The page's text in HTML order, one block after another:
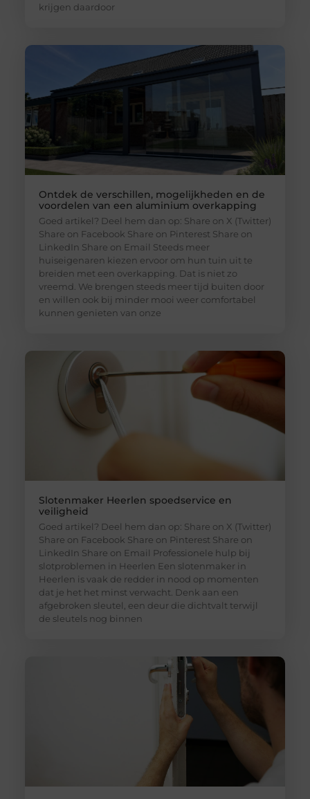
krijgen daardoor
Ontdek de verschillen, mogelijkheden en de
voordelen van een aluminium overkapping
Goed artikel? Deel hem dan op: Share on X (Twitter)
Share on Facebook Share on Pinterest Share on
LinkedIn Share on Email Steeds meer
huiseigenaren kiezen ervoor om hun tuin uit te
breiden met een overkapping. Dat is niet zo
vreemd. We brengen steeds meer tijd buiten door
en willen ook bij minder mooi weer comfortabel
kunnen genieten van onze
Slotenmaker Heerlen spoedservice en
veiligheid
Goed artikel? Deel hem dan op: Share on X (Twitter)
Share on Facebook Share on Pinterest Share on
LinkedIn Share on Email Professionele hulp bij
slotproblemen in Heerlen Een slotenmaker in
Heerlen is vaak de redder in nood op momenten
dat je het het minst verwacht. Denk aan een
afgebroken sleutel, een deur die dichtvalt terwijl
de sleutels nog binnen